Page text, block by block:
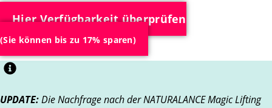
Hier Verfügbarkeit überprüfen
(Sie können bis zu 17% sparen)
UPDATE:Die Nachfrage nach der NATURALANCE Magic Lifting